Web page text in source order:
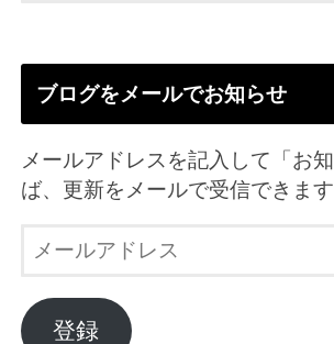
ブログをメールでお知らせ
メールアドレスを記入して「お
ば、更新をメールで受信できます
ル
ア
登録